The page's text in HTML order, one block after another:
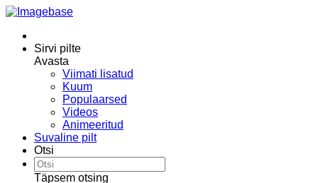
Sirvi pilte
Avasta
Viimati lisatud
Kuum
Populaarsed
Videos
Animeeritud
Suvaline pilt
Otsi
Täpsem otsing